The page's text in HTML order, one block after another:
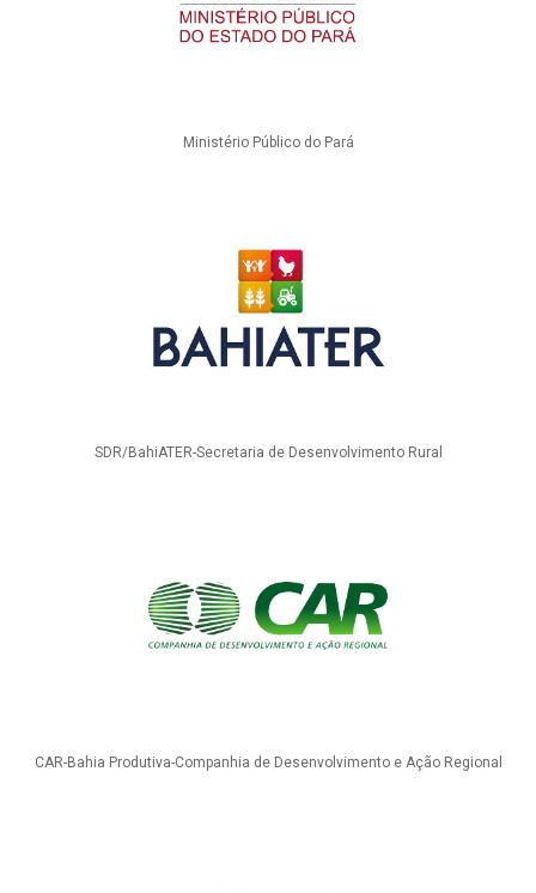
Ministério Público do Pará
SDR/BahiATER-Secretaria de Desenvolvimento Rural
CAR-Bahia Produtiva-Companhia de Desenvolvimento e Ação Regional